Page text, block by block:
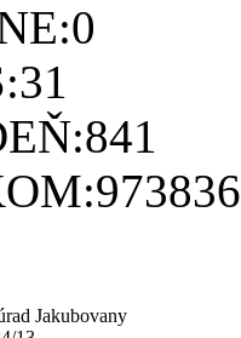
0
31
841
973836
Jakubovany